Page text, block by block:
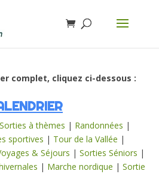
complet, cliquez ci-dessous :
Sorties à thèmes | Randonnées |
sportives | Tour de la Vallée |
& Séjours | Sorties Séniors |
| Marche nordique | Sortie